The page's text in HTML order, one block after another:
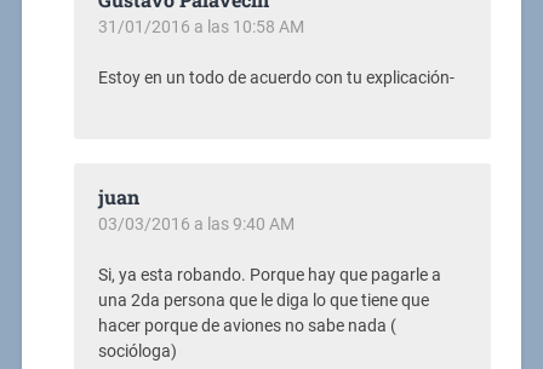
31/01/2016 a las 10:58 AM
Estoy en un todo de acuerdo con tu explicación-
juan
03/03/2016 a las 9:40 AM
Si, ya esta robando. Porque hay que pagarle a
una 2da persona que le diga lo que tiene que
hacer porque de aviones no sabe nada (
socióloga)